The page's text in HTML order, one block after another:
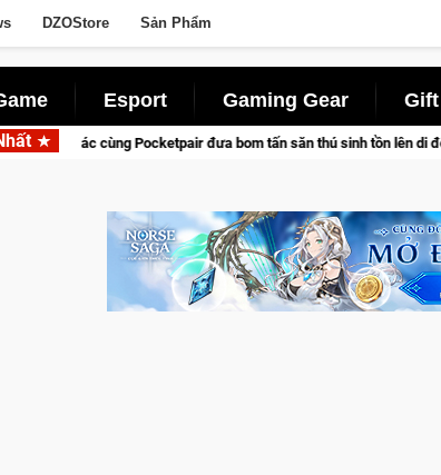
DZOStore Sản Phẩm
Esport Gaming Gear
bom tấn săn thú sinh tồn lên di động với tên gọi Palworld Online